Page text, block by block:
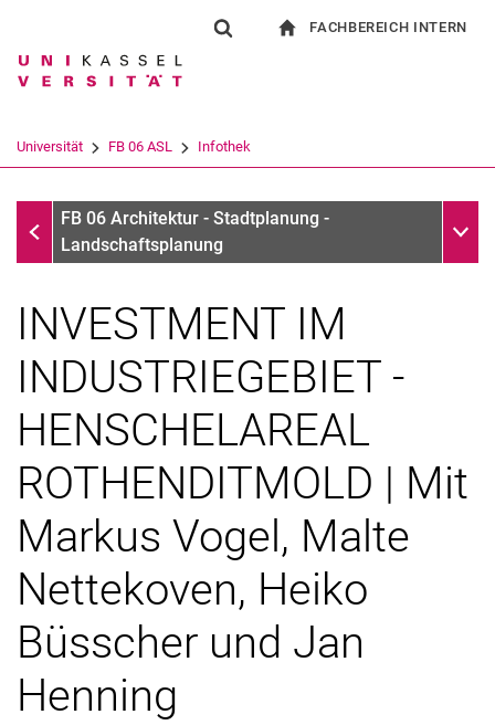
Springe direkt zu: Inhalt
Springe direkt zu: Suche
Springe direkt zu:
Suchbegriff
Suchen (öffnet externen Link in einem
FACHBEREICH INTERN
Universität FB 06 ASL Infothek
InfothekFB 06 Architektur - Stadtplanung -
Landschaftsplanung
INVESTMENT IM
INDUSTRIEGEBIET -
HENSCHELAREAL
ROTHENDITMOLD | Mit
Markus Vogel, Malte
Nettekoven, Heiko
Büsscher und Jan
Henning